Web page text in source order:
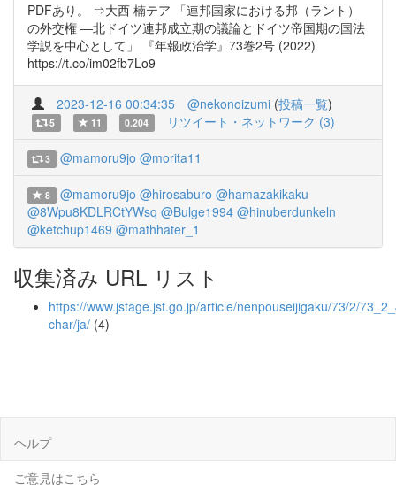
PDFあり。 ⇒大西 楠テア 「連邦国家における邦（ラント）
の外交権 ―北ドイツ連邦成立期の議論とドイツ帝国期の国法
学説を中心として」 『年報政治学』73巻2号 (2022)
https://t.co/im02fb7Lo9
2023-12-16 00:34:35 @nekonoizumi (投稿一覧)
5 11 0.204 リツイート・ネットワーク (3)
3 @mamoru9jo @morita11
8 @mamoru9jo @hirosaburo @hamazakikaku
@8Wpu8KDLRCtYWsq @Bulge1994 @hinuberdunkeln
@ketchup1469 @mathhater_1
収集済み URL リスト
https://www.jstage.jst.go.jp/article/nenpouseijigaku/73/2/
char/ja/ (4)
ヘルプ
ご意見はこちら